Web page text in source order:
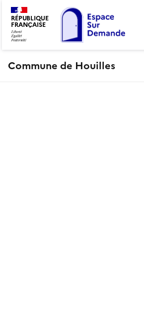
RÉPUBLIQUE
FRANÇAISE
Commune de Houilles